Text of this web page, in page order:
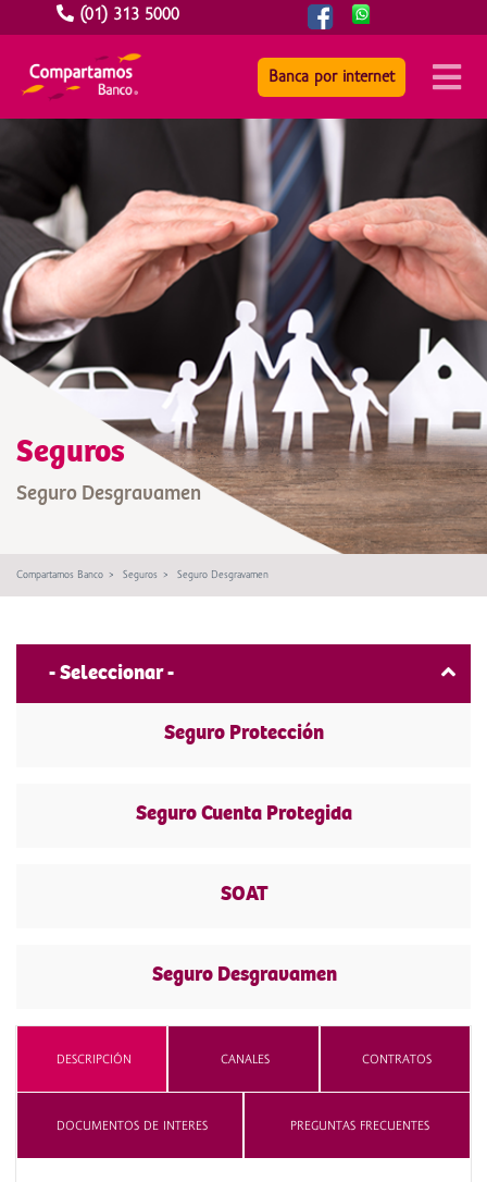
(01) 313 5000
Banca por internet
Seguros
Seguro Desgravamen
Compartamos Banco Seguros Seguro Desgravamen
- Seleccionar -
Seguro Protección
Seguro Cuenta Protegida
SOAT
Seguro Desgravamen
DESCRIPCIÓN CANALES CONTRATOS
DOCUMENTOS DE INTERES PREGUNTAS FRECUENTES